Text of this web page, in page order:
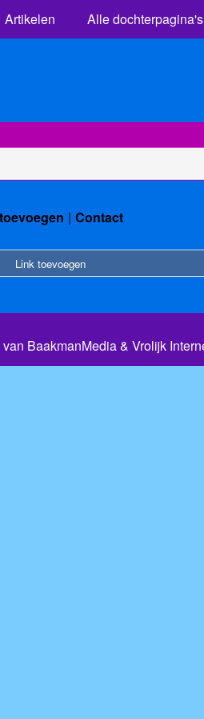
Artikelen Alle dochterpagina's
Contact
Link toevoegen
BaakmanMedia& Vrolijk